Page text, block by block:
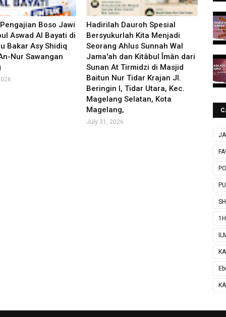
Boso Jawi
Aswad Al Bayati di
Bakar Asy Shidiq
Nur Sawangan
Hadirilah Dauroh Spesial
Bersyukurlah Kita Menjadi
Seorang Ahlus Sunnah Wal
Jama'ah dan Kitâbul Îmân dari
Sunan At Tirmidzi di Masjid
Baitun Nur Tidar Krajan Jl.
Beringin I, Tidar Utara, Kec.
Magelang Selatan, Kota
Magelang,
July 31, 2026